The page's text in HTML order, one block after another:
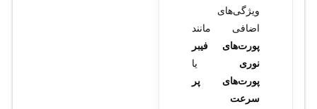
ویژگی‌های
اضافی مانند
پورت‌های فیبر
نوری یا
پورت‌های پر
سرعت